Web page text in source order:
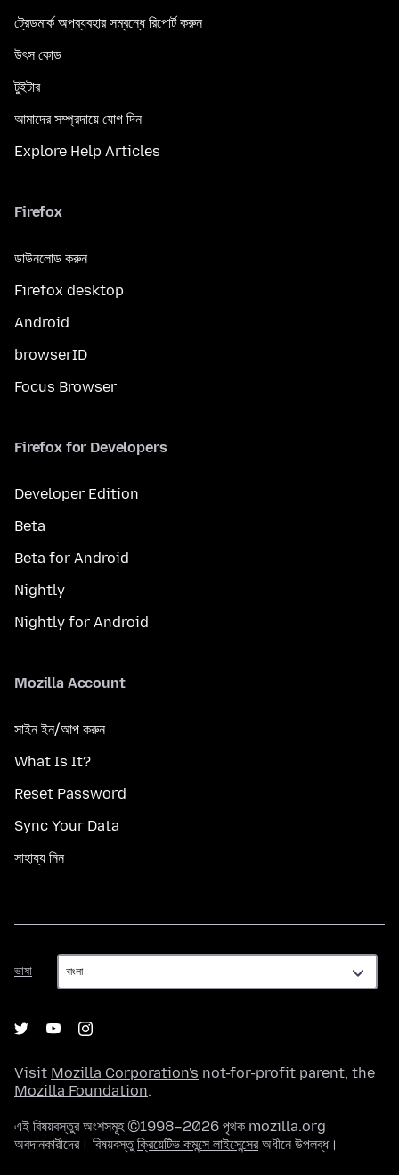
ট্রেডমার্ক অপব্যবহার সম্বন্ধে রিপোর্ট করুন
উৎস কোড
টুইটার
আমাদের সম্প্রদায়ে যোগ দিন
Explore Help Articles
Firefox
ডাউনলোড করুন
Firefox desktop
Android
browserID
Focus Browser
Firefox for Developers
Developer Edition
Beta
Beta for Android
Nightly
Nightly for Android
Mozilla Account
সাইন ইন/আপ করুন
What Is It?
Reset Password
Sync Your Data
সাহায্য নিন
ভাষা
ভাষা
Visit Mozilla Corporation's not-for-profit parent, the
Mozilla Foundation.
এই বিষয়বস্তুর অংশসমূহ ©1998–2026 পৃথক mozilla.org
অবদানকারীদের। বিষয়বস্তুক্রিয়েটিভ কমন্সে লাইসেন্সেরঅধীনে উপলব্ধ।